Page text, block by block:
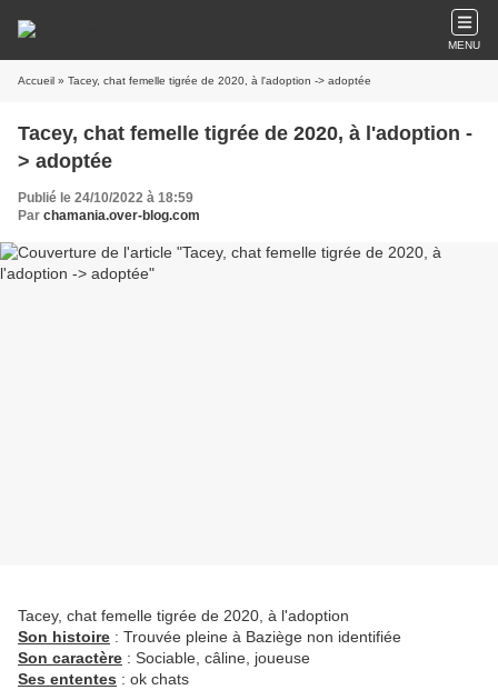
MENU
Accueil » Tacey, chat femelle tigrée de 2020, à l'adoption -> adoptée
Tacey, chat femelle tigrée de 2020, à l'adoption -
> adoptée
Publié le 24/10/2022 à 18:59
Par chamania.over-blog.com
Tacey, chat femelle tigrée de 2020, à l'adoption
Son histoire : Trouvée pleine à Baziège non identifiée
Son caractère : Sociable, câline, joueuse
Ses ententes : ok chats